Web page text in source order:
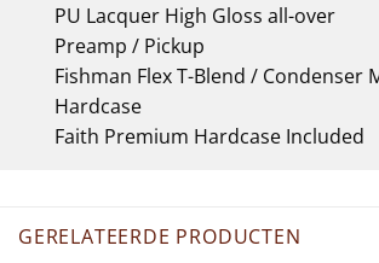
PU Lacquer High Gloss all-over
Preamp / Pickup
Fishman Flex T-Blend / Condenser
Hardcase
Faith Premium Hardcase Included
GERELATEERDE PRODUCTEN